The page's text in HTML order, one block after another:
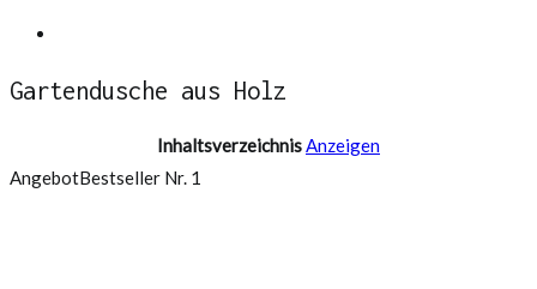
Springe
Inhalt
Gartendusche aus Holz
InhaltsverzeichnisAnzeigen
AngebotBestseller Nr. 1